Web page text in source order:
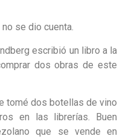
se dio cuenta.
escribió un libro a la
dos obras de este
tomé dos botellas de vino
en las librerías. Buen
que se vende en